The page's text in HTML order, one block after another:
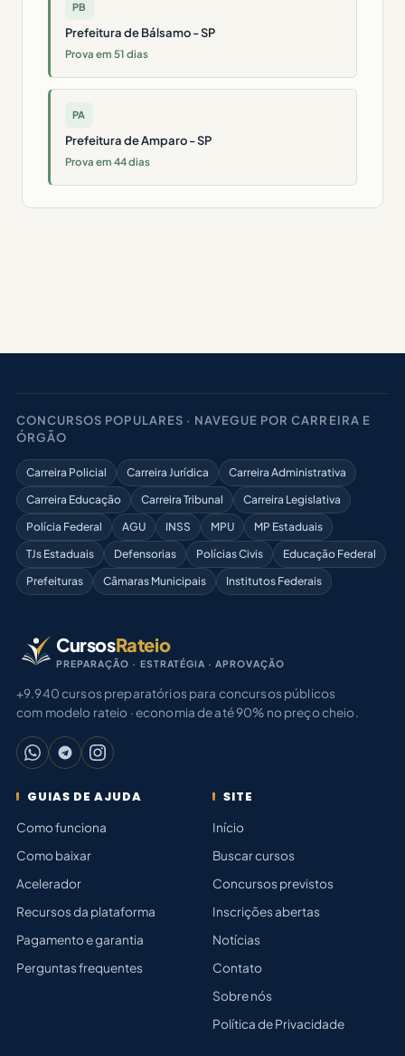
PB
Prefeitura de Bálsamo - SP
Prova em 51 dias
PA
Prefeitura de Amparo - SP
Prova em 44 dias
CONCURSOS POPULARES · NAVEGUE POR CARREIRA E
ÓRGÃO
Carreira Policial Carreira Jurídica
Carreira Administrativa
Carreira Educação
Carreira Tribunal
Carreira Legislativa
Polícia Federal
AGU INSS MPU
MP Estaduais
TJs Estaduais
Defensorias Polícias Civis
Educação Federal
Prefeituras
Câmaras Municipais Institutos Federais
CursosRateio
PREPARAÇÃO · ESTRATÉGIA · APROVAÇÃO
+9.940 cursos preparatórios para concursos públicos
com modelo rateio · economia de até 90% no preço cheio.
GUIAS DE AJUDA
Como funciona
Como baixar
Acelerador
Recursos da plataforma
Pagamento e garantia
Perguntas frequentes
SITE
Início
Buscar cursos
Concursos previstos
Inscrições abertas
Notícias
Contato
Sobre nós
Política de Privacidade